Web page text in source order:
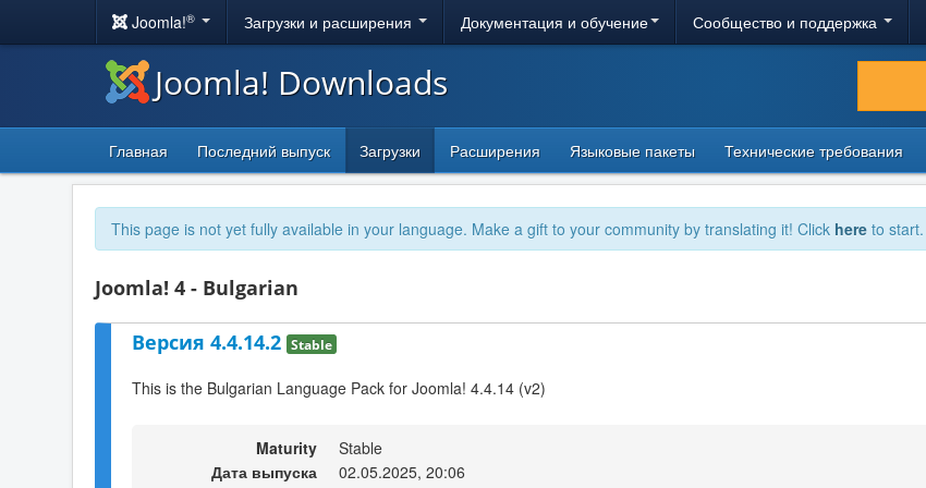
Joomla!® Загрузки и расширения Документация и обучение Сообщество и поддержка
Joomla! Downloads
Главная Последний выпуск Загрузки Расширения Языковые пакеты Технические требования
This page is not yet fully available in your language. Make a gift to your community by translating it! Click here to start.
Joomla! 4 - Bulgarian
Версия 4.4.14.2 Stable
This is the Bulgarian Language Pack for Joomla! 4.4.14 (v2)
Maturity
Stable
Дата выпуска
02.05.2025, 20:06